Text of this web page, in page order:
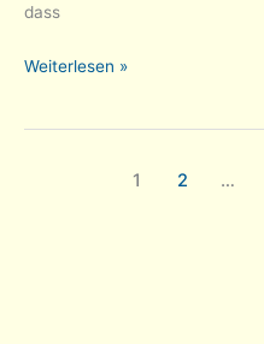
dass
U14
bayerischen
Weiterlesen »
1 2 …